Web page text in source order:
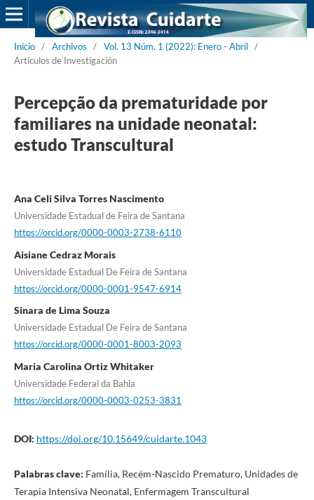
Inicio / Archivos / Vol. 13 Núm. 1 (2022): Enero - Abril /
Artículos de Investigación
Percepção da prematuridade por
familiares na unidade neonatal:
estudo Transcultural
Ana Celi Silva Torres Nascimento
Universidade Estadual de Feira de Santana
https://orcid.org/0000-0003-2738-6110
Aisiane Cedraz Morais
Universidade Estadual De Feira de Santana
https://orcid.org/0000-0001-9547-6914
Sinara de Lima Souza
Universidade Estadual De Feira de Santana
https://orcid.org/0000-0001-8003-2093
Maria Carolina Ortiz Whitaker
Universidade Federal da Bahia
https://orcid.org/0000-0003-0253-3831
DOI: https://doi.org/10.15649/cuidarte.1043
Palabras clave: Família, Recém-Nascido Prematuro, Unidades de
Terapia Intensiva Neonatal, Enfermagem Transcultural